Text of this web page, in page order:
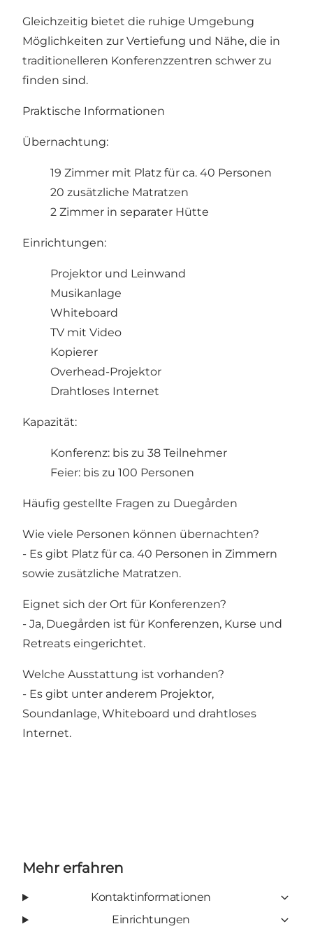
Gleichzeitig bietet die ruhige Umgebung
Möglichkeiten zur Vertiefung und Nähe, die in
traditionelleren Konferenzzentren schwer zu
finden sind.
Praktische Informationen
Übernachtung:
19 Zimmer mit Platz für ca. 40 Personen
20 zusätzliche Matratzen
2 Zimmer in separater Hütte
Einrichtungen:
Projektor und Leinwand
Musikanlage
Whiteboard
TV mit Video
Kopierer
Overhead-Projektor
Drahtloses Internet
Kapazität:
Konferenz: bis zu 38 Teilnehmer
Feier: bis zu 100 Personen
Häufig gestellte Fragen zu Duegården
Wie viele Personen können übernachten?
- Es gibt Platz für ca. 40 Personen in Zimmern
sowie zusätzliche Matratzen.
Eignet sich der Ort für Konferenzen?
- Ja, Duegården ist für Konferenzen, Kurse und
Retreats eingerichtet.
Welche Ausstattung ist vorhanden?
- Es gibt unter anderem Projektor,
Soundanlage, Whiteboard und drahtloses
Internet.
Mehr erfahren
Kontaktinformationen
Einrichtungen